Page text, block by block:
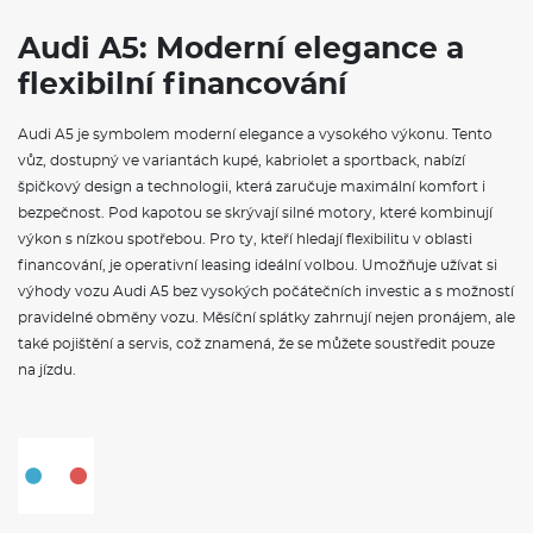
prostřednictvím aplikace myAudi. Řídicí funkce s časovačem
a programováním času odjezdu vypočítává časově a
energeticky efektivní dobu vytápění. V závislosti na
hlavových opěrkách, 3D zvukový zážitek z Bang & Olufsen 3D
Premium Sound System je povýšen na novou úroveň díky
dodatečným reproduktorům v předních hlavových opěrkách.
3D zvuk přináší působivou trojrozměrnou reprodukci zvuku
přídavné reproduktory v A-sloupku, středové reproduktory a
technologie Fraunhofer Symphoria. 3D zvuk lze reprodukovat
pomocí všech zdrojů. Výsledkem je prakticky bezkonkurenční
autentický stereofonní a 3D prostorový zážitek ve vozidle.,
Bang & Olufsen 3D Premium Sound System s reproduktory v
výškových a středových reproduktorů, subwooferu a
reproduktory v hlavových opěrkách předních sedadel pro 3D
zážitek a prostorový zvuk, navigační příkazy a telefonní
Audi A5: Moderní elegance a
flexibilní financování
Audi A5 je symbolem moderní elegance a vysokého výkonu. Tento
vůz, dostupný ve variantách kupé, kabriolet a sportback, nabízí
špičkový design a technologii, která zaručuje maximální komfort i
bezpečnost. Pod kapotou se skrývají silné motory, které kombinují
výkon s nízkou spotřebou. Pro ty, kteří hledají flexibilitu v oblasti
financování, je operativní leasing ideální volbou. Umožňuje užívat si
výhody vozu Audi A5 bez vysokých počátečních investic a s možností
pravidelné obměny vozu. Měsíční splátky zahrnují nejen pronájem, ale
také pojištění a servis, což znamená, že se můžete soustředit pouze
na jízdu.